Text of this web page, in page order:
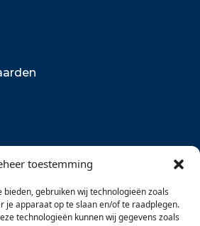
toestemming
gebruiken wij technologieën zoals
je apparaat op te slaan en/of te raadplegen.
technologieën kunnen wij gegevens zoals